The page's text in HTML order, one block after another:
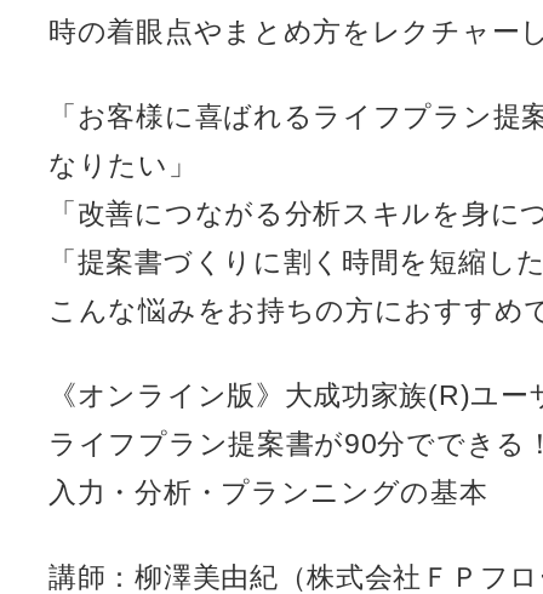
時の着眼点やまとめ方をレクチャー
「お客様に喜ばれるライフプラン提
なりたい」
「改善につながる分析スキルを身に
「提案書づくりに割く時間を短縮し
こんな悩みをお持ちの方におすすめ
《オンライン版》大成功家族(R)ユー
ライフプラン提案書が90分でできる
入力・分析・プランニングの基本
講師：柳澤美由紀（株式会社ＦＰフ